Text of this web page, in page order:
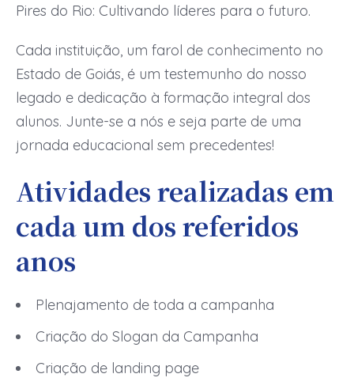
Pires do Rio: Cultivando líderes para o futuro.
Cada instituição, um farol de conhecimento no
Estado de Goiás, é um testemunho do nosso
legado e dedicação à formação integral dos
alunos. Junte-se a nós e seja parte de uma
jornada educacional sem precedentes!
Atividades realizadas em
cada um dos referidos
anos
Plenajamento de toda a campanha
Criação do Slogan da Campanha
Criação de landing page